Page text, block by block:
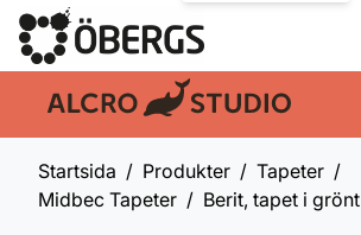
En del av:
Startsida Produkter
Tapeter
Midbec Tapeter
Berit, tapet i grönt